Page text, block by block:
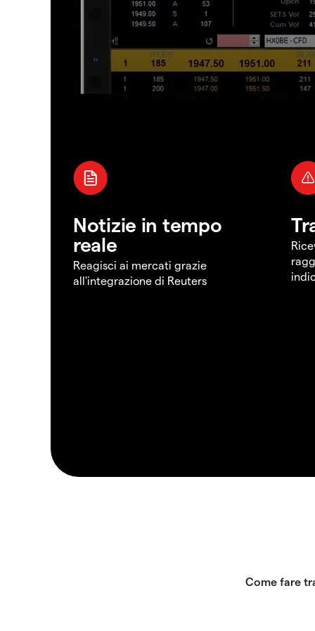
Notizie in tempo
reale
Reagisci ai mercati grazie
all'integrazione di Reuters